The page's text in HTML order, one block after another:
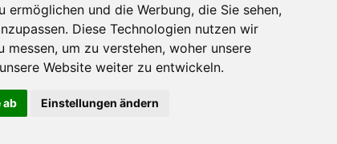
ermöglichen und die Werbung, die Sie sehen,
Diese Technologien nutzen wir
messen, um zu verstehen, woher unsere
Website weiter zu entwickeln.
ab Einstellungen ändern
Facebook
Twitter
YouTube